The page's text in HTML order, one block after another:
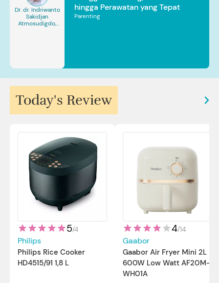
Dr. dr. Indriwanto
Sakidjan
Atmosudigdo,
hingga Perawatan yang Tepat
Parenting
Today's Review
5/4
Philips
Philips Rice Cooker
HD4515/91 1,8 L
4/14
Gaabor
Gaabor Air Fryer Mini 2L
600W Low Watt AF20M-
WH01A